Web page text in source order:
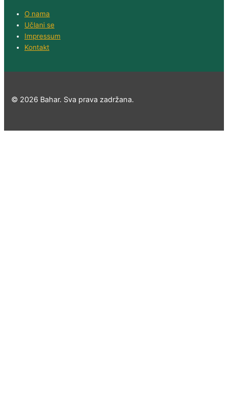
O nama
Učlani se
Impressum
Kontakt
© 2026 Bahar. Sva prava zadržana.